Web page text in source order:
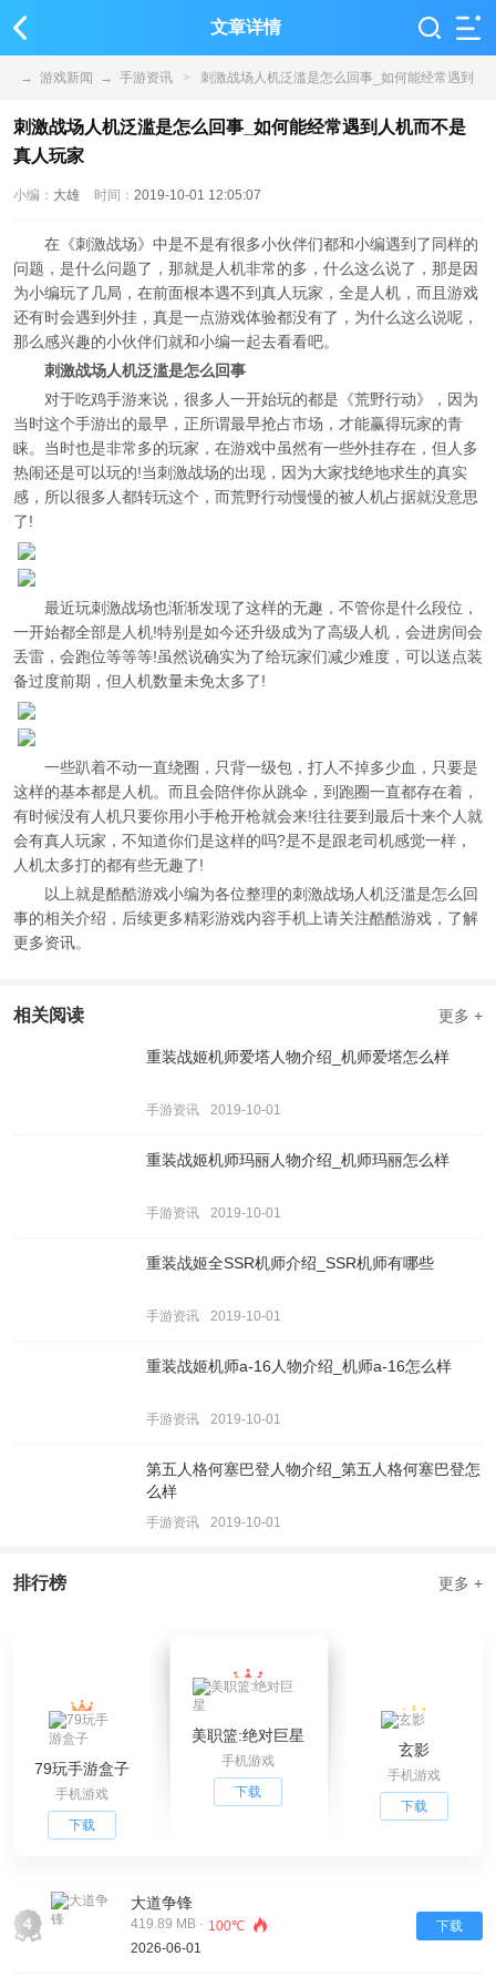
文章详情
→ 游戏新闻 → 手游资讯 > 刺激战场人机泛滥是怎么回事_如何能经常遇到
人机而不是真人玩家
刺激战场人机泛滥是怎么回事_如何能经常遇到人机而不是
真人玩家
小编： 大雄 时间： 2019-10-01 12:05:07
在《刺激战场》中是不是有很多小伙伴们都和小编遇到了同样的
问题，是什么问题了，那就是人机非常的多，什么这么说了，那是因
为小编玩了几局，在前面根本遇不到真人玩家，全是人机，而且游戏
还有时会遇到外挂，真是一点游戏体验都没有了，为什么这么说呢，
那么感兴趣的小伙伴们就和小编一起去看看吧。
刺激战场人机泛滥是怎么回事
对于吃鸡手游来说，很多人一开始玩的都是《荒野行动》，因为
当时这个手游出的最早，正所谓最早抢占市场，才能赢得玩家的青
睐。当时也是非常多的玩家，在游戏中虽然有一些外挂存在，但人多
热闹还是可以玩的!当刺激战场的出现，因为大家找绝地求生的真实
感，所以很多人都转玩这个，而荒野行动慢慢的被人机占据就没意思
了!
最近玩刺激战场也渐渐发现了这样的无趣，不管你是什么段位，
一开始都全部是人机!特别是如今还升级成为了高级人机，会进房间会
丢雷，会跑位等等等!虽然说确实为了给玩家们减少难度，可以送点装
备过度前期，但人机数量未免太多了!
一些趴着不动一直绕圈，只背一级包，打人不掉多少血，只要是
这样的基本都是人机。而且会陪伴你从跳伞，到跑圈一直都存在着，
有时候没有人机只要你用小手枪开枪就会来!往往要到最后十来个人就
会有真人玩家，不知道你们是这样的吗?是不是跟老司机感觉一样，
人机太多打的都有些无趣了!
以上就是酷酷游戏小编为各位整理的刺激战场人机泛滥是怎么回
事的相关介绍，后续更多精彩游戏内容手机上请关注酷酷游戏，了解
更多资讯。
相关阅读 更多 +
重装战姬机师爱塔人物介绍_机师爱塔怎么样
手游资讯 2019-10-01
重装战姬机师玛丽人物介绍_机师玛丽怎么样
手游资讯 2019-10-01
重装战姬全SSR机师介绍_SSR机师有哪些
手游资讯 2019-10-01
重装战姬机师a-16人物介绍_机师a-16怎么样
手游资讯 2019-10-01
第五人格何塞巴登人物介绍_第五人格何塞巴登怎
么样
手游资讯 2019-10-01
排行榜 更多 +
79玩手游盒子
手机游戏
下载
美职篮:绝对巨星
手机游戏
下载
玄影
手机游戏
下载
4
大道争锋
419.89 MB · 100℃
2026-06-01
下载